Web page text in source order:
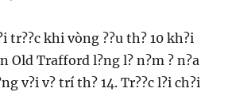
tr??c khi vòng ??u th? 10 kh?i
Old Trafford l?ng l? n?m ? n?a
v?i v? trí th? 14. Tr??c l?i ch?i